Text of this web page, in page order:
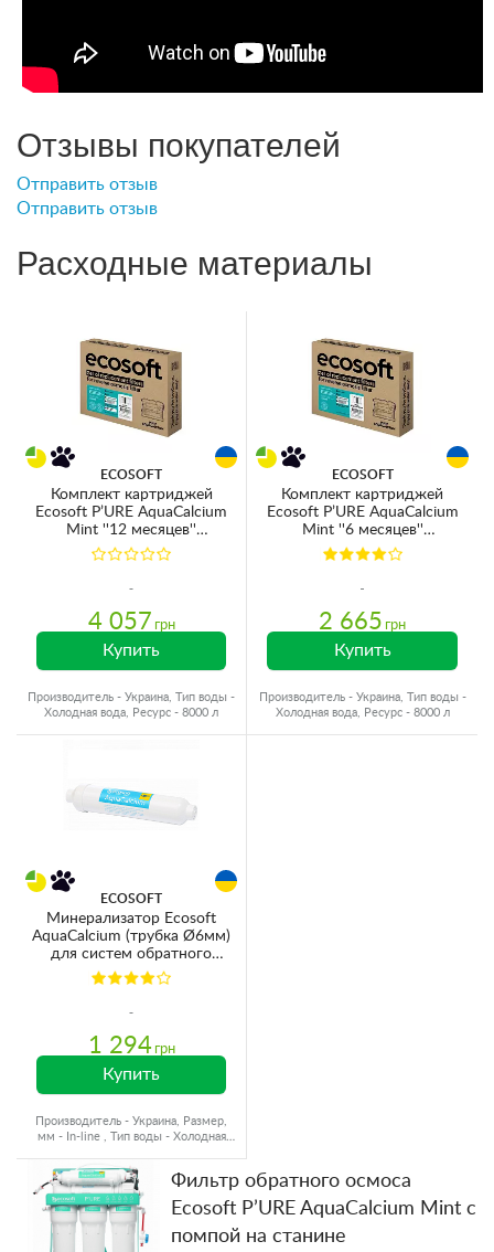
Отзывы покупателей
Отправить отзыв
Отправить отзыв
Расходные материалы
ECOSOFT
Комплект картриджей
Ecosoft P’URE AquaCalcium
Mint ''12 месяцев''
CHV6PUREMAC
4 057 грн
Купить
Производитель - Украина, Тип воды -
Холодная вода, Ресурс - 8000 л
ECOSOFT
Комплект картриджей
Ecosoft P’URE AquaCalcium
Mint ''6 месяцев''
(CHV5PUREMAC)
2 665 грн
Купить
Производитель - Украина, Тип воды -
Холодная вода, Ресурс - 8000 л
ECOSOFT
Минерализатор Ecosoft
AquaCalcium (трубка Ø6мм)
для систем обратного
осмоса Pure Aquacalcium
(PD2010MACPURE)
1 294 грн
Купить
Производитель - Украина, Размер,
мм - In-line , Тип воды - Холодная
Фильтр обратного осмоса
Ecosoft P’URE AquaCalcium Mint с
помпой на станине